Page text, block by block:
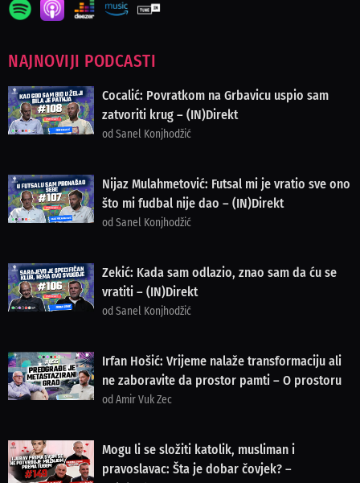
NAJNOVIJI PODCASTI
Cocalić: Povratkom na Grbavicu uspio sam
zatvoriti krug – (IN)Direkt
od Sanel Konjhodžić
Nijaz Mulahmetović: Futsal mi je vratio sve ono
što mi fudbal nije dao – (IN)Direkt
od Sanel Konjhodžić
Zekić: Kada sam odlazio, znao sam da ću se
vratiti – (IN)Direkt
od Sanel Konjhodžić
Irfan Hošić: Vrijeme nalaže transformaciju ali
ne zaboravite da prostor pamti – O prostoru
od Amir Vuk Zec
Mogu li se složiti katolik, musliman i
pravoslavac: Šta je dobar čovjek? –